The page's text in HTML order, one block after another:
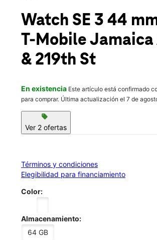
location_on
219-07 Jamaica Ave Jamaica, NY 11428
Watch SE 3 44
T-MobileJamaica
& 219th St
En existencia Este artículo está confirmado
para comprar. Última actualización el 7 de
sell
Ver 2 ofertas
Términos y condiciones
Elegibilidad para financiamiento
Color:
Almacenamiento:
64 GB